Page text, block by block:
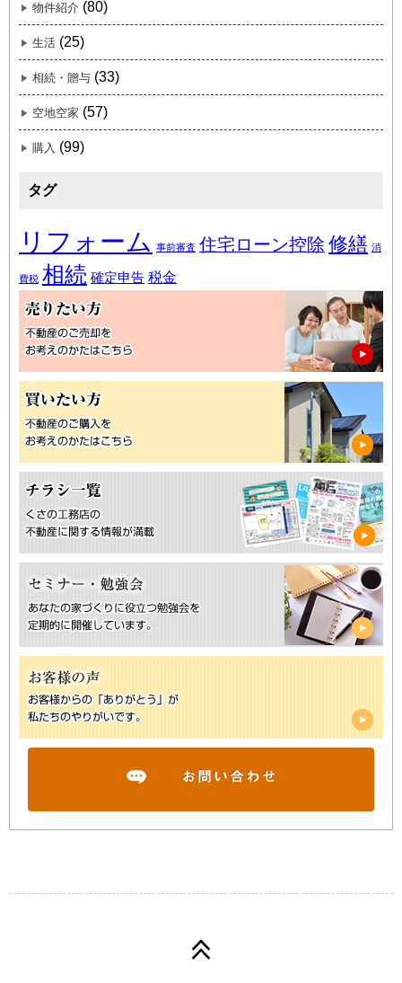
物件紹介 (80)
生活 (25)
相続・贈与 (33)
空地空家 (57)
購入 (99)
タグ
リフォーム 事前審査 住宅ローン控除 修繕 消
費税 相続 確定申告 税金